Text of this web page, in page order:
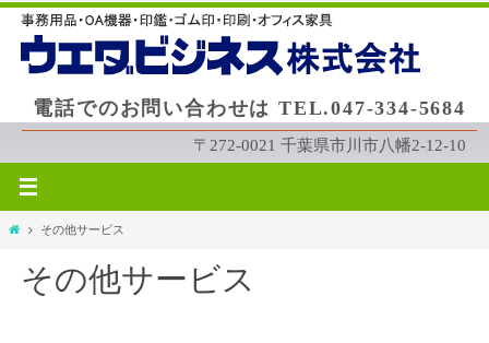
コ
ス
ッ
電話でのお問い合わせは TEL.047-334-5684
〒272-0021 千葉県市川市八幡2-12-10
ホ
ム
その他サービス
その他サービス